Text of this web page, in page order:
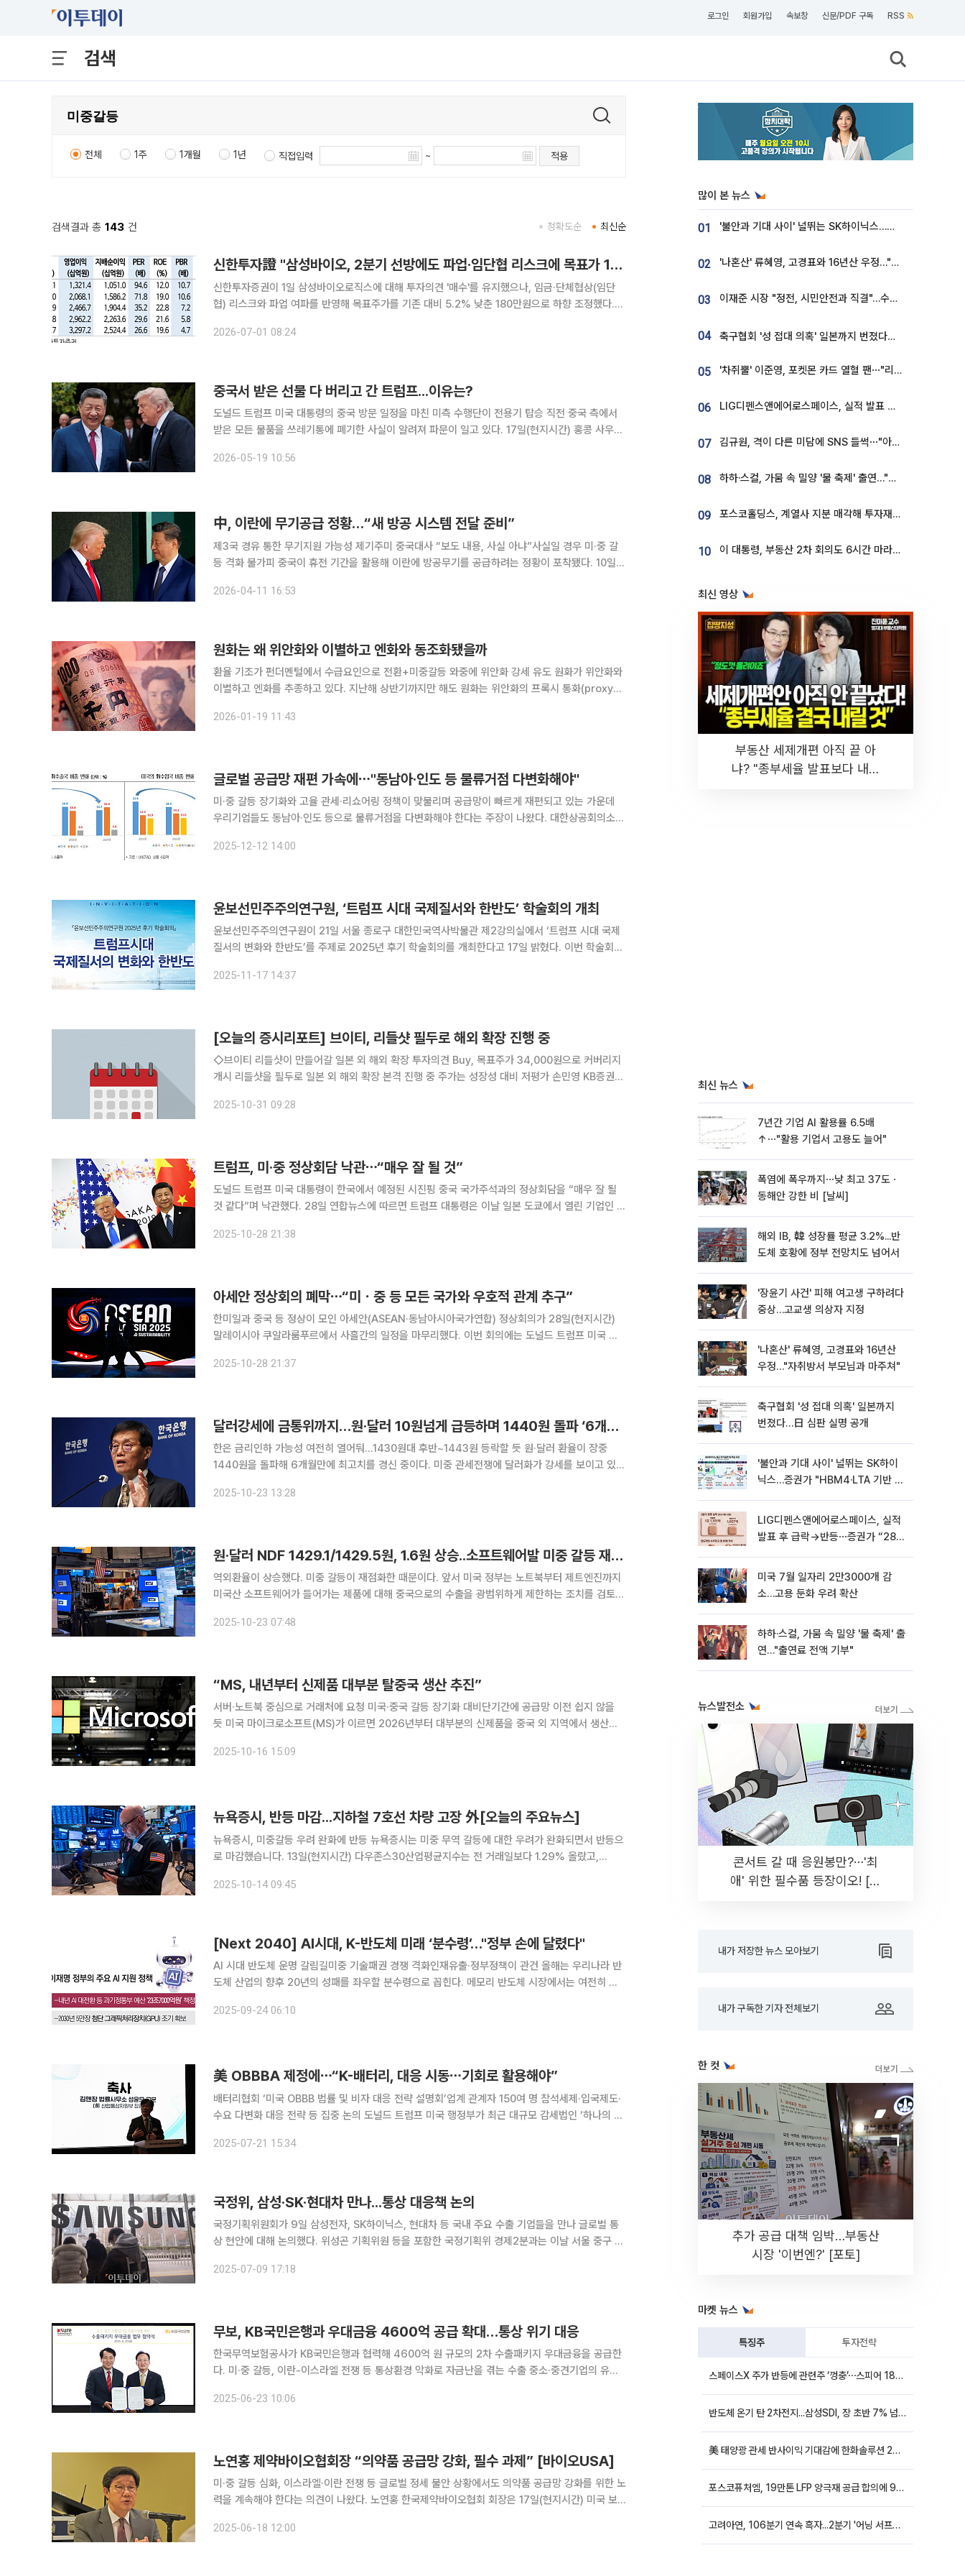
로그인 회원가입 속보창 신문/PDF 구독 RSS
검색
전체 1주 1개월 1년 직접입력 ~ 적용
검색결과 총 143 건 최신순
정확도순
신한투자證 "삼성바이오, 2분기 선방에도 파업·임단협 리스크에 목표가 180만원 ↓"
신한투자증권이 1일 삼성바이오로직스에 대해 투자의견 '매수'를 유지했으나, 임금·단체협상(임단
협) 리스크와 파업 여파를 반영해 목표주가를 기존 대비 5.2% 낮춘 180만원으로 하향 조정했다.
실적 영향도 제한적"이라며 "다만 노사 입장차가 이어지는 가운데
2026-07-01 08:24
중국서 받은 선물 다 버리고 간 트럼프...이유는?
도널드 트럼프 미국 대통령의 중국 방문 일정을 마친 미측 수행단이 전용기 탑승 직전 중국 측에서
받은 모든 물품을 쓰레기통에 폐기한 사실이 알려져 파문이 일고 있다. 17일(현지시간) 홍콩 사우스
제공한 물품을 전량 회수해 전용기 계단 아래 마련된 쓰레기통에
2026-05-19 10:56
中, 이란에 무기공급 정황…“새 방공 시스템 전달 준비”
제3국 경유 통한 무기지원 가능성 제기주미 중국대사 “보도 내용, 사실 아냐”사실일 경우 미·중 갈
등 격화 불가피 중국이 휴전 기간을 활용해 이란에 방공무기를 공급하려는 정황이 포착됐다. 10일
비를 진행 중이다. CNN은 미 정보당국 관련 소식통을 인용
2026-04-11 16:53
원화는 왜 위안화와 이별하고 엔화와 동조화됐을까
환율 기조가 펀더멘털에서 수급요인으로 전환+미중갈등 와중에 위안화 강세 유도 원화가 위안화와
이별하고 엔화를 추종하고 있다. 지난해 상반기까지만 해도 원화는 위안화의 프록시 통화(proxy
기와 하반기 중 달러대비 원화와 엔화, 위안화간 상관관계를 분석한
2026-01-19 11:43
글로벌 공급망 재편 가속에⋯"동남아·인도 등 물류거점 다변화해야"
미·중 갈등 장기화와 고율 관세·리쇼어링 정책이 맞물리며 공급망이 빠르게 재편되고 있는 가운데
우리기업들도 동남아·인도 등으로 물류거점을 다변화해야 한다는 주장이 나왔다. 대한상공회의소가
등 핵심산업의 리쇼어링과 고율 관세를 통한 중국 의존도 줄이기에
2025-12-12 14:00
윤보선민주주의연구원, ‘트럼프 시대 국제질서와 한반도’ 학술회의 개최
윤보선민주주의연구원이 21일 서울 종로구 대한민국역사박물관 제2강의실에서 ‘트럼프 시대 국제
질서의 변화와 한반도’를 주제로 2025년 후기 학술회의를 개최한다고 17일 밝혔다. 이번 학술회의
2025-11-17 14:37
[오늘의 증시리포트] 브이티, 리들샷 필두로 해외 확장 진행 중
◇브이티 리들샷이 만들어갈 일본 외 해외 확장 투자의견 Buy, 목표주가 34,000원으로 커버리지
개시 리들샷을 필두로 일본 외 해외 확장 본격 진행 중 주가는 성장성 대비 저평가 손민영 KB증권
버리지 개시 늘어난 생산능력으로 K-뷰티 인디 브
2025-10-31 09:28
트럼프, 미·중 정상회담 낙관⋯“매우 잘 될 것”
도널드 트럼프 미국 대통령이 한국에서 예정된 시진핑 중국 국가주석과의 정상회담을 “매우 잘 될
것 같다”며 낙관했다. 28일 연합뉴스에 따르면 트럼프 대통령은 이날 일본 도쿄에서 열린 기업인 행
요한 만남이며 매우 잘 될 것으로 생각한다”며 “사실 모
2025-10-28 21:38
아세안 정상회의 폐막⋯“미ㆍ중 등 모든 국가와 우호적 관계 추구”
한미일과 중국 등 정상이 모인 아세안(ASEAN·동남아시아국가연합) 정상회의가 28일(현지시간)
말레이시아 쿠알라룸푸르에서 사흘간의 일정을 마무리했다. 이번 회의에는 도널드 트럼프 미국 대
정상들은 무역 협정 등을 통해 경제‧무역 협력 확장을 꾀했다.
2025-10-28 21:37
달러강세에 금통위까지…원·달러 10원넘게 급등하며 1440원 돌파 ‘6개월만 최고’
한은 금리인하 가능성 여전히 열어둬...1430원대 후반~1443원 등락할 듯 원·달러 환율이 장중
1440원을 돌파해 6개월만에 최고치를 경신 중이다. 미중 관세전쟁에 달러화가 강세를 보이고 있는
2.50%로 동결했다. 다만 신성환 금통위원이 8월에 이어 금리인하
2025-10-23 13:28
원·달러 NDF 1429.1/1429.5원, 1.6원 상승..소프트웨어발 미중 갈등 재점화
역외환율이 상승했다. 미중 갈등이 재점화한 때문이다. 앞서 미국 정부는 노트북부터 제트엔진까지
미국산 소프트웨어가 들어가는 제품에 대해 중국으로의 수출을 광범위하게 제한하는 조치를 검토
융시장에서 달러화가 나흘만에 약세로 돌아섰다. 22일(현지시간) 뉴욕 차
2025-10-23 07:48
“MS, 내년부터 신제품 대부분 탈중국 생산 추진”
서버·노트북 중심으로 거래처에 요청 미국·중국 갈등 장기화 대비단기간에 공급망 이전 쉽지 않을
듯 미국 마이크로소프트(MS)가 이르면 2026년부터 대부분의 신제품을 중국 외 지역에서 생산하
는 미·중 갈등의 장기화에 대비해 공급망 탈중국화에 본격 나선 것으
2025-10-16 15:09
뉴욕증시, 반등 마감...지하철 7호선 차량 고장 外[오늘의 주요뉴스]
뉴욕증시, 미중갈등 우려 완화에 반등 뉴욕증시는 미중 무역 갈등에 대한 우려가 완화되면서 반등으
로 마감했습니다. 13일(현지시간) 다우존스30산업평균지수는 전 거래일보다 1.29% 올랐고,
강세를 보였고, 브로드컴은 오픈AI와의 인공지능 AI 칩 공급
2025-10-14 09:45
[Next 2040] AI시대, K-반도체 미래 ‘분수령’…"정부 손에 달렸다"
AI 시대 반도체 운명 갈림길미중 기술패권 경쟁 격화인재유출·정부정책이 관건 올해는 우리나라 반
도체 산업의 향후 20년의 성패를 좌우할 분수령으로 꼽힌다. 메모리 반도체 시장에서는 여전히 세
2025-09-24 06:10
美 OBBBA 제정에⋯“K-배터리, 대응 시동⋯기회로 활용해야”
배터리협회 ‘미국 OBBB 법률 및 비자 대응 전략 설명회’업계 관계자 150여 명 참석세제·입국제도·
수요 다변화 대응 전략 등 집중 논의 도널드 트럼프 미국 행정부가 최근 대규모 감세법인 ‘하나의 크
문가들은 OBBBA 발효가 위험과 기회 요인을 모두 갖고
2025-07-21 15:34
국정위, 삼성·SK·현대차 만나...통상 대응책 논의
국정기획위원회가 9일 삼성전자, SK하이닉스, 현대차 등 국내 주요 수출 기업들을 만나 글로벌 통
상 현안에 대해 논의했다. 위성곤 기획위원 등을 포함한 국정기획위 경제2분과는 이날 서울 중구 대
이스, HD현대중공업, 두산에너빌리티, 롯데지주 등 주요 9개 기
2025-07-09 17:18
무보, KB국민은행과 우대금융 4600억 공급 확대…통상 위기 대응
한국무역보험공사가 KB국민은행과 협력해 4600억 원 규모의 2차 수출패키지 우대금융을 공급한
다. 미·중 갈등, 이란-이스라엘 전쟁 등 통상환경 악화로 자금난을 겪는 수출 중소·중견기업의 유동
중견 수출입기업 지원을 위한 2차 수출패키지 우대금융 업무협약을
2025-06-23 10:06
노연홍 제약바이오협회장 “의약품 공급망 강화, 필수 과제” [바이오USA]
미·중 갈등 심화, 이스라엘·이란 전쟁 등 글로벌 정세 불안 상황에서도 의약품 공급망 강화를 위한 노
력을 계속해야 한다는 의견이 나왔다. 노연홍 한국제약바이오협회 회장은 17일(현지시간) 미국 보
“국내 의약품 원료의 중국·인도 의존도를 낮추기 위한 공급망
2025-06-18 12:00
많이 본 뉴스
01 '불안과 기대 사이' 널뛰는 SK하이닉스…증권가 "HBM4·LTA 기반 펀터멘털 견고"
02 '나혼산' 류혜영, 고경표와 16년산 우정…"자취방서 부모님과 마주쳐"
03 이재준 시장 "정전, 시민안전과 직결"…수원시 비상대응체계 가동
04 축구협회 '성 접대 의혹' 일본까지 번졌다…日 심판 실명 공개
05 '차쥐뿔' 이준영, 포켓몬 카드 열혈 팬⋯"리셀러 처단할 것"
06 LIG디펜스앤에어로스페이스, 실적 발표 후 급락→반등⋯증권가 “28년까지 튼튼”
07 김규원, 격이 다른 미담에 SNS 들썩⋯"아이 속옷 빨고 졸업식도 참석"
08 하하·스컬, 가뭄 속 밀양 '물 축제' 출연…"출연료 전액 기부"
09 포스코홀딩스, 계열사 지분 매각해 투자재원 2.5조 확보
10 이 대통령, 부동산 2차 회의도 6시간 마라톤…"기존 사고 벗어나 과감히 실천"
최신 영상
부동산 세제개편 아직 끝 아
냐? "종부세율 발표보다 내릴
최신 뉴스
7년간 기업 AI 활용률 6.5배
↑⋯"활용 기업서 고용도 늘어"
폭염에 폭우까지⋯낮 최고 37도ㆍ
동해안 강한 비 [날씨]
해외 IB, 韓 성장률 평균 3.2%...반
도체 호황에 정부 전망치도 넘어서
'장윤기 사건' 피해 여고생 구하려다
중상…고교생 의상자 지정
'나혼산' 류혜영, 고경표와 16년산
우정…"자취방서 부모님과 마주쳐"
축구협회 '성 접대 의혹' 일본까지
번졌다…日 심판 실명 공개
'불안과 기대 사이' 널뛰는 SK하이
닉스…증권가 "HBM4·LTA 기반 펀
LIG디펜스앤에어로스페이스, 실적
발표 후 급락→반등⋯증권가 “28년
미국 7월 일자리 2만3000개 감
소…고용 둔화 우려 확산
하하·스컬, 가뭄 속 밀양 '물 축제' 출
연…"출연료 전액 기부"
뉴스발전소
콘서트 갈 때 응원봉만?⋯'최
애' 위한 필수품 등장이오! [솔
내가 저장한 뉴스 모아보기
내가 구독한 기자 전체보기
한 컷
추가 공급 대책 임박…부동산
시장 '이번엔?' [포토]
마켓 뉴스
특징주 투자전략
스페이스X 주가 반등에 관련주 ‘껑충’⋯스피어 18%ㆍ에이치브이엠 12%↑
반도체 온기 탄 2차전지...삼성SDI, 장 초반 7% 넘게 껑충
美 태양광 관세 반사이익 기대감에 한화솔루션 20%대·OCI홀딩스 14%대 급등
포스코퓨처엠, 19만톤 LFP 양극재 공급 합의에 9%대 강세
고려아연, 106분기 연속 흑자...2분기 '어닝 서프라이즈'에 장 초반 12%대 강세